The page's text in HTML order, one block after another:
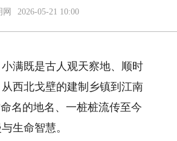
网 2026-05-21 10:00
满既是古人观天察地、顺时
西北戈壁的建制乡镇到江南
名的地名、一桩桩流传至今
生命智慧。